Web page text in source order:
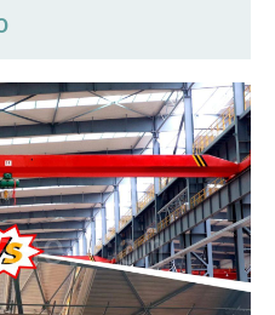
aéreas nuevas
Ventajas iniciales